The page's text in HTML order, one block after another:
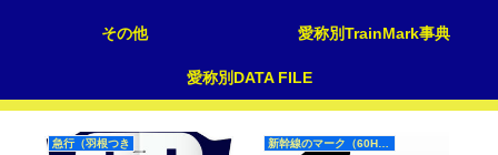
その他 愛称別TrainMark事典
愛称別DATA FILE
急行（羽根つき 新幹線のマーク（60Hz）